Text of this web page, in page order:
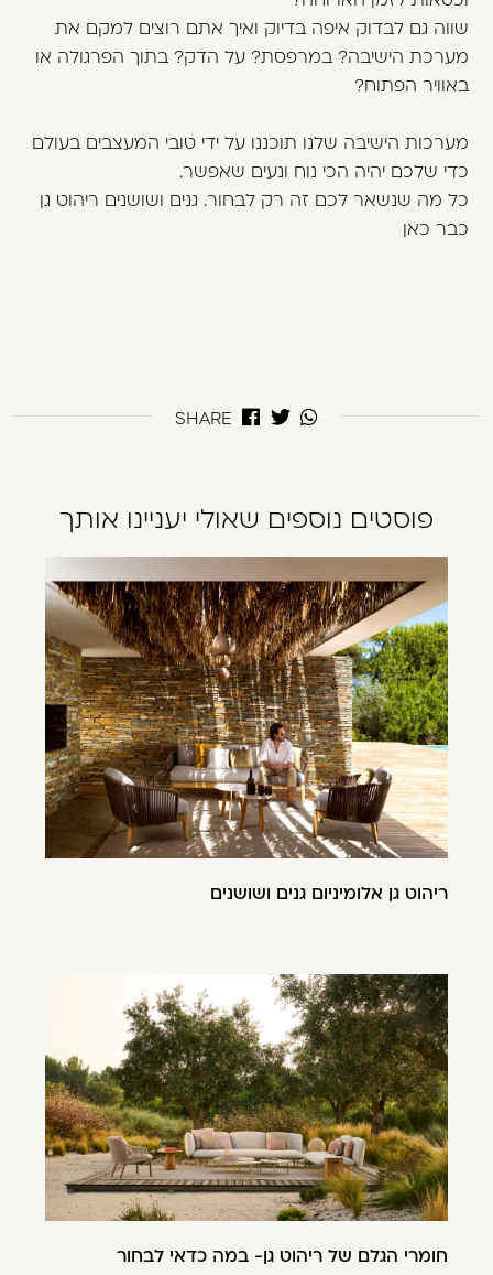
שווה גם לבדוק איפה בדיוק ואיך אתם רוצים למקם את
מערכת הישיבה? במרפסת? על הדק? בתוך הפרגולה או
באוויר הפתוח?
מערכות הישיבה שלנו תוכננו על ידי טובי המעצבים בעולם
כדי שלכם יהיה הכי נוח ונעים שאפשר.
כל מה שנשאר לכם זה רק לבחור. גנים ושושנים ריהוט גן
כבר כאן
SHARE
פוסטים נוספים שאולי יעניינו אותך
ריהוט גן אלומיניום גנים ושושנים
חומרי הגלם של ריהוט גן- במה כדאי לבחור